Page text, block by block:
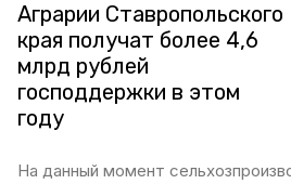
Аграрии Ставропольского
края получат более 4,6
млрд рублей
господдержки в этом
году
На данный момент